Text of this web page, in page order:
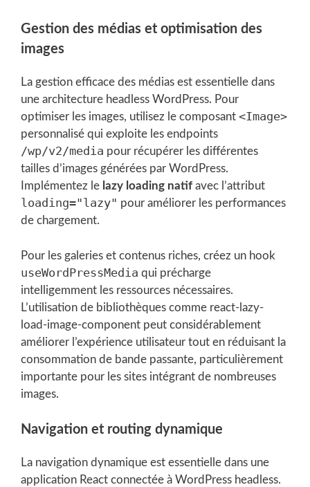
Gestion des médias et optimisation des
images
La gestion efficace des médias est essentielle dans
une architecture headless WordPress. Pour
optimiser les images, utilisez le composant <Image>
personnalisé qui exploite les endpoints
/wp/v2/media pour récupérer les différentes
tailles d’images générées par WordPress.
Implémentez le lazy loading natif avec l’attribut
loading="lazy" pour améliorer les performances
de chargement.
Pour les galeries et contenus riches, créez un hook
useWordPressMedia qui précharge
intelligemment les ressources nécessaires.
L’utilisation de bibliothèques comme react-lazy-
load-image-component peut considérablement
améliorer l’expérience utilisateur tout en réduisant la
consommation de bande passante, particulièrement
importante pour les sites intégrant de nombreuses
images.
Navigation et routing dynamique
La navigation dynamique est essentielle dans une
application React connectée à WordPress headless.